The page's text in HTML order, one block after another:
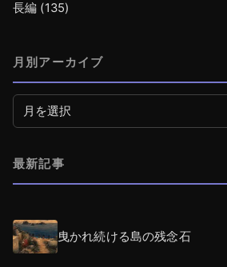
長編 (135)
月別アーカイブ
月別アーカイブ
最新記事
曳かれ続ける島の残念石